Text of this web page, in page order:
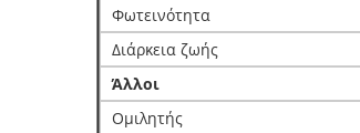
Φωτεινότητα
Διάρκεια ζωής
Άλλοι
Ομιλητής